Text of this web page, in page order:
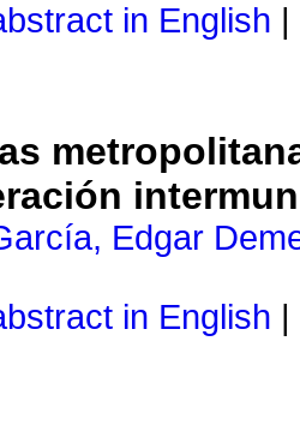
in English
Edgar
in English